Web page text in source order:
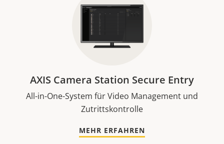
AXIS Camera Station Secure Entry
All-in-One-System für Video Management und
Zutrittskontrolle
MEHR ERFAHREN